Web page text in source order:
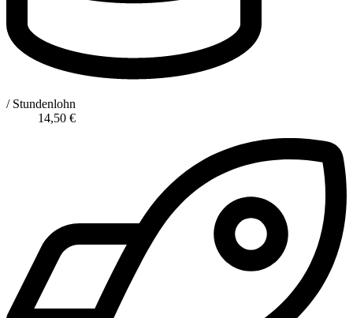
/ Stundenlohn
14,50 €